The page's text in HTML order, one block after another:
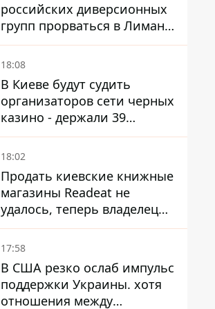
российских диверсионных
групп прорваться в Лиман -
Трегубов
18:08
В Киеве будут судить
организаторов сети черных
казино - держали 39
заведений
18:02
Продать киевские книжные
магазины Readeat не
удалось, теперь владелец
их просто закроет
17:58
В США резко ослаб импульс
поддержки Украины. хотя
отношения между